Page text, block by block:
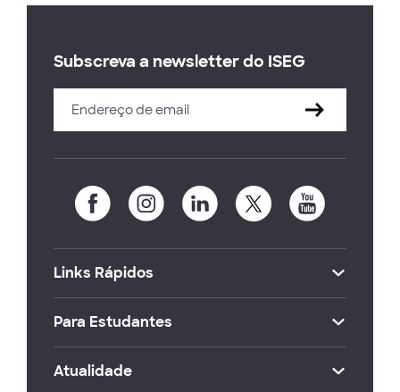
Subscreva a newsletter do ISEG
Links Rápidos
Para Estudantes
Atualidade